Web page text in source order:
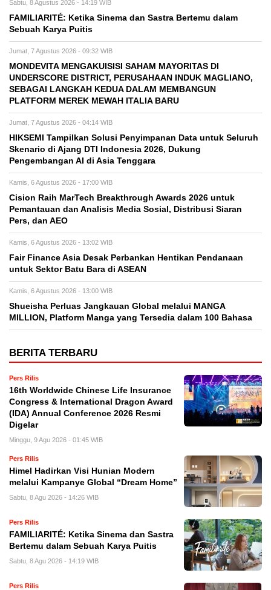
Sabtu, 8 Agustus 2026 - 14:19 WIB
FAMILIARITÉ: Ketika Sinema dan Sastra Bertemu dalam
Sebuah Karya Puitis
Jumat, 7 Agustus 2026 - 09:32 WIB
MONDEVITA MENGAKUISISI SAHAM MAYORITAS DI
UNDERSCORE DISTRICT, PERUSAHAAN INDUK MAGLIANO,
SEBAGAI LANGKAH KEDUA DALAM MEMBANGUN
PLATFORM MEREK MEWAH ITALIA BARU
Jumat, 7 Agustus 2026 - 04:14 WIB
HIKSEMI Tampilkan Solusi Penyimpanan Data untuk Seluruh
Skenario di Ajang DTI Indonesia 2026, Dukung
Pengembangan AI di Asia Tenggara
Kamis, 6 Agustus 2026 - 17:00 WIB
Cision Raih MarTech Breakthrough Awards 2026 untuk
Pemantauan dan Analisis Media Sosial, Distribusi Siaran
Pers, dan AEO
Kamis, 6 Agustus 2026 - 13:02 WIB
Fair Finance Asia Desak Perbankan Hentikan Pendanaan
untuk Sektor Batu Bara di ASEAN
Kamis, 6 Agustus 2026 - 13:00 WIB
Shueisha Perluas Jangkauan Global melalui MANGA
MILLION, Platform Manga yang Tersedia dalam 100 Bahasa
BERITA TERBARU
Pers Rilis
16th Worldwide Chinese Life Insurance
Congress & International Dragon Award
(IDA) Annual Conference 2026 Resmi
Digelar
Minggu, 9 Agu 2026 - 01:45 WIB
Pers Rilis
Himel Hadirkan Visi Hunian Modern
melalui Kampanye Global “Dream Home”
Sabtu, 8 Agu 2026 - 14:26 WIB
Pers Rilis
FAMILIARITÉ: Ketika Sinema dan Sastra
Bertemu dalam Sebuah Karya Puitis
Sabtu, 8 Agu 2026 - 14:19 WIB
Pers Rilis